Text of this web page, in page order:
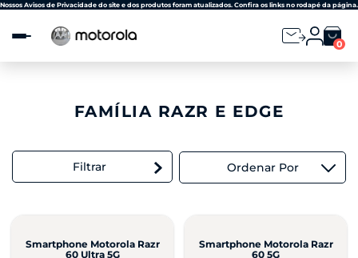
Observação:
site
um
acessibilidade.
Nossos Avisos de Privacidade do site e dos produtos foram atualizados. Confira os links no rodapé da página.
0
FAMÍLIA RAZR E EDGE
Filtrar Ordenar Por
Smartphone Motorola Razr
60 Ultra 5G
Smartphone Motorola Razr
60 5G